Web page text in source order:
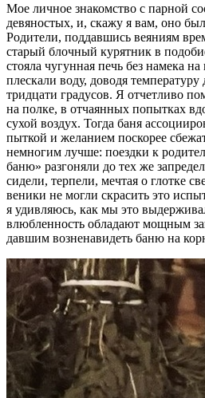
Мое личное знакомство с парной
девяностых, и, скажу я вам, оно
Родители, поддавшись веяниям
старый блочный курятник в
стояла чугунная печь без намека
плескали воду, доводя
тридцати градусов. Я отчетливо
на полке, в отчаянных попытках
сухой воздух. Тогда баня
пыткой и желанием поскорее
немногим лучше: поездки к
баню» разгоняли до тех же
сидели, терпели, мечтая о глотке
веники не могли скрасить это
я удивляюсь, как мы это
влюбленность обладают мощным
давшим возненавидеть баню на